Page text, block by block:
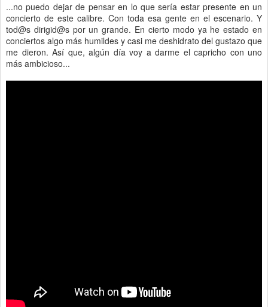
...no puedo dejar de pensar en lo que sería estar presente en un
concierto de este calibre. Con toda esa gente en el escenario. Y
tod@s dirigid@s por un grande. En cierto modo ya he estado en
conciertos algo más humildes y casi me deshidrato del gustazo que
me dieron. Así que, algún día voy a darme el capricho con uno
más ambicioso...